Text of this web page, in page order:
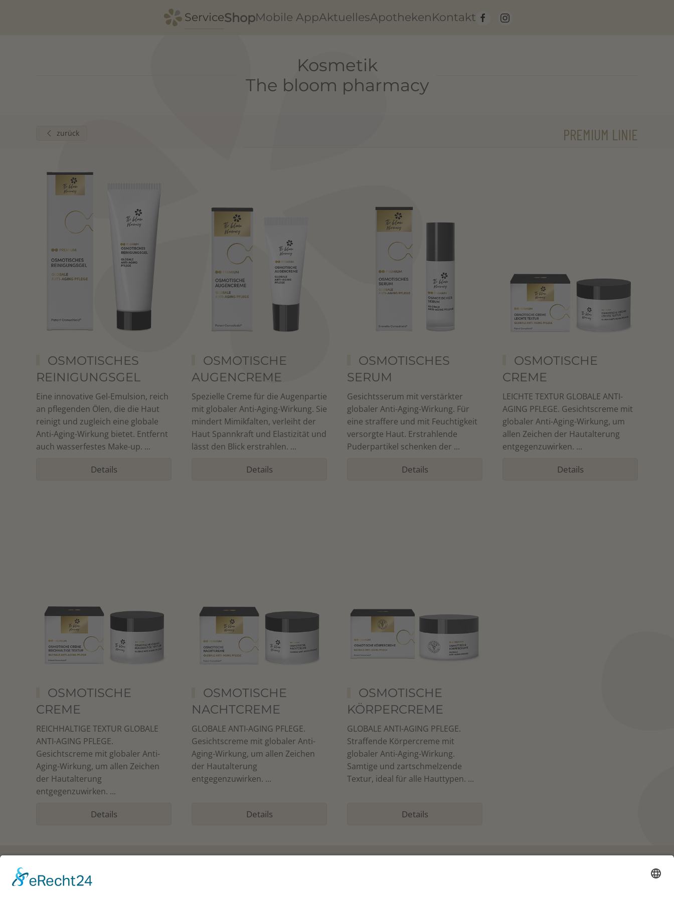
ServiceShopMobile AppAktuellesApothekenKontakt
Kosmetik
The bloom pharmacy
zurück PREMIUM LINIE
OSMOTISCHES
REINIGUNGSGEL
Eine innovative Gel-Emulsion, reich
an pflegenden Ölen, die die Haut
reinigt und zugleich eine globale
Anti-Aging-Wirkung bietet. Entfernt
auch wasserfestes Make-up. ...
Details
OSMOTISCHE
AUGENCREME
Spezielle Creme für die Augenpartie
mit globaler Anti-Aging-Wirkung. Sie
mindert Mimikfalten, verleiht der
Haut Spannkraft und Elastizität und
lässt den Blick erstrahlen. ...
Details
OSMOTISCHES
SERUM
Gesichtsserum mit verstärkter
globaler Anti-Aging-Wirkung. Für
eine straffere und mit Feuchtigkeit
versorgte Haut. Erstrahlende
Puderpartikel schenken der ...
Details
OSMOTISCHE
CREME
LEICHTE TEXTUR GLOBALE ANTI-
AGING PFLEGE. Gesichtscreme mit
globaler Anti-Aging-Wirkung, um
allen Zeichen der Hautalterung
entgegenzuwirken. ...
Details
OSMOTISCHE
CREME
REICHHALTIGE TEXTUR GLOBALE
ANTI-AGING PFLEGE.
Gesichtscreme mit globaler Anti-
Aging-Wirkung, um allen Zeichen
der Hautalterung
entgegenzuwirken. ...
Details
OSMOTISCHE
NACHTCREME
GLOBALE ANTI-AGING PFLEGE.
Gesichtscreme mit globaler Anti-
Aging-Wirkung, um allen Zeichen
der Hautalterung
entgegenzuwirken. ...
Details
OSMOTISCHE
KÖRPERCREME
GLOBALE ANTI-AGING PFLEGE.
Straffende Körpercreme mit
globaler Anti-Aging-Wirkung.
Samtige und zartschmelzende
Textur, ideal für alle Hauttypen. ...
Details